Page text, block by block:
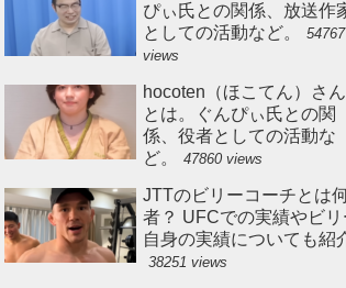
ぴぃ氏との関係、放送作
としての活動など。
54767
views
hocoten（ほこてん）さん
とは。ぐんぴぃ氏との関
係、役者としての活動な
ど。
47860 views
JTTのビリーコーチとは
者？ UFCでの実績やビリ
自身の実績についても紹
38251 views